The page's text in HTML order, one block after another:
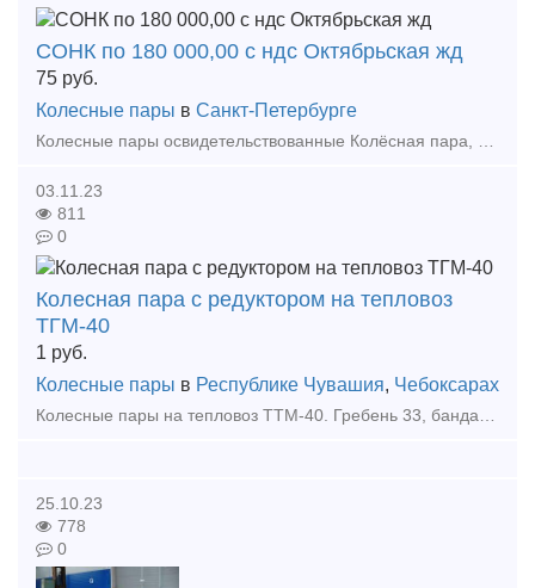
СОНК по 180 000,00 с ндс Октябрьская жд
75 руб.
Колесные пары в Санкт-Петербурге
Колесные пары освидетельствованные Колёсная пара, толщина обода 25-29 мм Колёсная пара, толщина обода 30-34 мм Колёсная пара, толщина обода 35-39 мм Колёсная пара, толщина обода 40
03.11.23
811
0
Колесная пара с редуктором на тепловоз
ТГМ-40
1 руб.
Колесные пары в Республике Чувашия, Чебоксарах
Колесные пары на тепловоз ТТМ-40. Гребень 33, бандаж 65. В наличии 4 комплекта. г. Чебоксары. Цена разумная. Тип предложения: предлагаю продукцию, услугу
25.10.23
778
0